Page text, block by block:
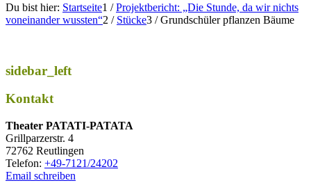
Du bist hier: Startseite1 / Projektbericht: „Die Stunde, da wir nichts
voneinander wussten“2 / Stücke3 / Grundschüler pflanzen Bäume
sidebar_left
Kontakt
Thea­ter PATATI-PATATA
Grill­par­zer­str. 4
72762 Reutlingen
Tele­fon: +49-7121/24202
Email schreiben